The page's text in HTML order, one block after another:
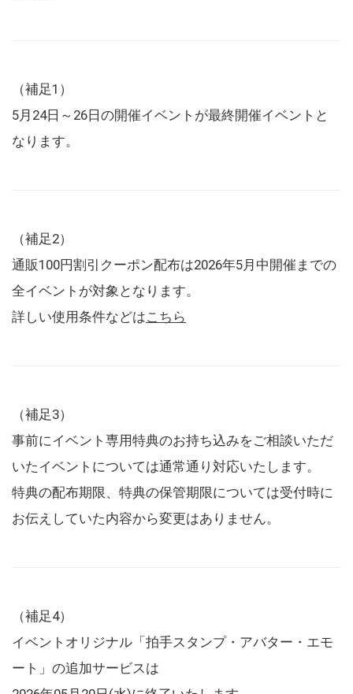
（補足1）
5月24日～26日の開催イベントが最終開催イベントと
なります。
（補足2）
通販100円割引クーポン配布は2026年5月中開催までの
全イベントが対象となります。
詳しい使用条件などはこちら
（補足3）
事前にイベント専用特典のお持ち込みをご相談いただ
いたイベントについては通常通り対応いたします。
特典の配布期限、特典の保管期限については受付時に
お伝えしていた内容から変更はありません。
（補足4）
イベントオリジナル「拍手スタンプ・アバター・エモ
ート」の追加サービスは